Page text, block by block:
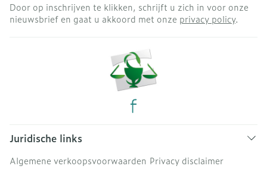
Door op inschrijven te klikken, schrijft u zich in voor onze
nieuwsbrief en gaat u akkoord met onze privacy policy.
Juridische links
Algemene verkoopsvoorwaarden Privacy disclaimer